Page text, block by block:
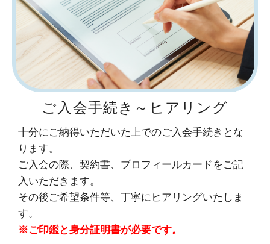
ご入会手続き～ヒアリング
十分にご納得いただいた上でのご入会手続きとな
ります。
ご入会の際、契約書、プロフィールカードをご記
入いただきます。
その後ご希望条件等、丁寧にヒアリングいたしま
す。
※ご印鑑と身分証明書が必要です。